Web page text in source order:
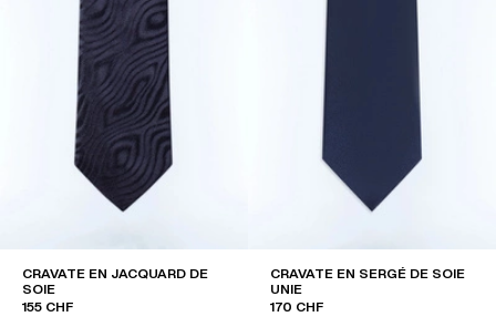
CRAVATE EN JACQUARD DE
SOIE
155 CHF
CRAVATE EN SERGÉ DE SOIE
UNIE
170 CHF